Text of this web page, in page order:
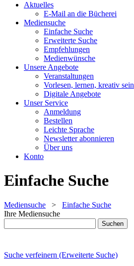
Aktuelles
E-Mail an die Bücherei
Mediensuche
Einfache Suche
Erweiterte Suche
Empfehlungen
Medienwünsche
Unsere Angebote
Veranstaltungen
Vorlesen, lernen, kreativ sein
Digitale Angebote
Unser Service
Anmeldung
Bestellen
Leichte Sprache
Newsletter abonnieren
Über uns
Konto
Einfache Suche
Mediensuche > Einfache Suche
Ihre Mediensuche
Suche verfeinern (Erweiterte Suche)